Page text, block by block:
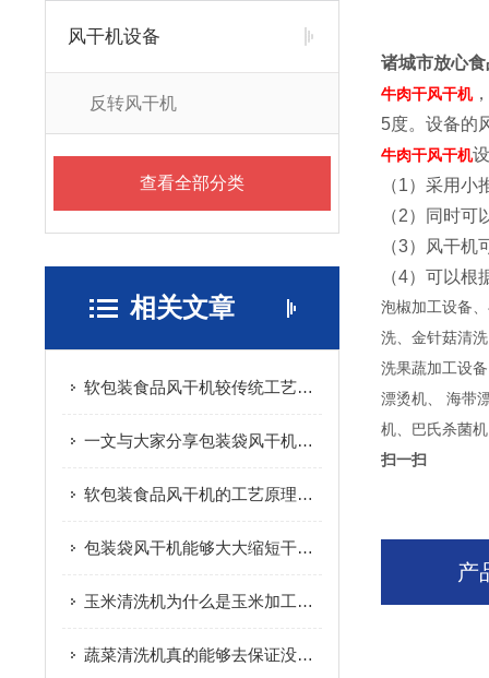
风干机设备
反转风干机
查看全部分类
相关文章
软包装食品风干机较传统工艺有效的提升了生产效率
一文与大家分享包装袋风干机的工作流程
软包装食品风干机的工艺原理及安装要求介绍
包装袋风干机能够大大缩短干燥时间 有效提高工作效率
玉米清洗机为什么是玉米加工设备中的重要环节
蔬菜清洗机真的能够去保证没有农药残留吗？
诸城市放心
牛肉干风干机
5度。设备的
牛肉干风干机
（1）采用
（2）同时
（3）风干
（4）可以
泡椒加工设备
洗、金针菇清
洗果蔬加工设
漂烫机、 海带
机、巴氏杀菌
扫一扫
产